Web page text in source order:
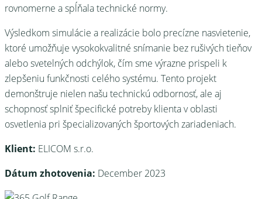
rovnomerne a spĺňala technické normy.
Výsledkom simulácie a realizácie bolo precízne nasvietenie,
ktoré umožňuje vysokokvalitné snímanie bez rušivých tieňov
alebo svetelných odchýlok, čím sme výrazne prispeli k
zlepšeniu funkčnosti celého systému. Tento projekt
demonštruje nielen našu technickú odbornosť, ale aj
schopnosť splniť špecifické potreby klienta v oblasti
osvetlenia pri špecializovaných športových zariadeniach.
Klient: ELICOM s.r.o.
Dátum zhotovenia: December 2023